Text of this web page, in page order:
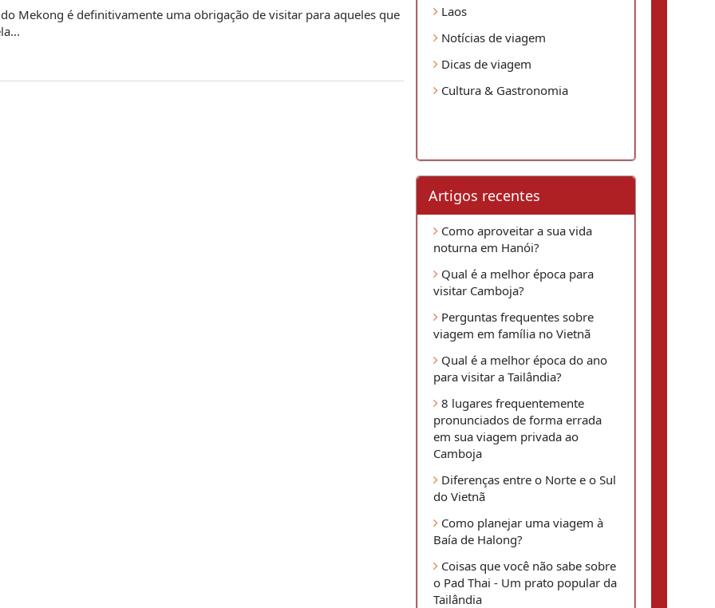
Mekong é definitivamente uma obrigação de visitar para aqueles que
Laos
Notícias de viagem
Dicas de viagem
Cultura & Gastronomia
Artigos recentes
Como aproveitar a sua vida
noturna em Hanói?
Qual é a melhor época para
visitar Camboja?
Perguntas frequentes sobre
viagem em família no Vietnã
Qual é a melhor época do ano
para visitar a Tailândia?
8 lugares frequentemente
pronunciados de forma errada
em sua viagem privada ao
Camboja
Diferenças entre o Norte e o Sul
do Vietnã
Como planejar uma viagem à
Baía de Halong?
Coisas que você não sabe sobre
o Pad Thai - Um prato popular da
Tailândia